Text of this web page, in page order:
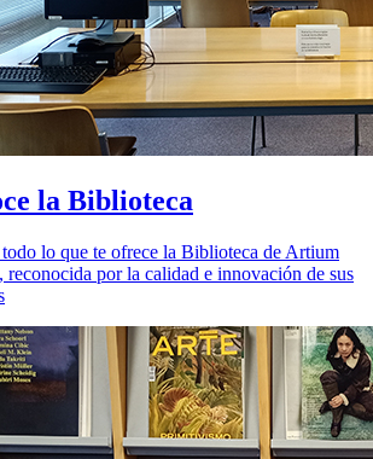
la Biblioteca
lo que te ofrece la Biblioteca de Artium
reconocida por la calidad e innovación de sus